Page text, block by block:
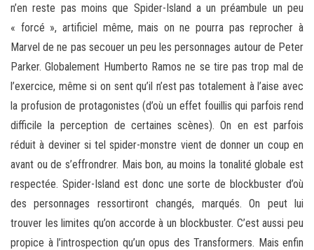
n’en reste pas moins que Spider-Island a un préambule un peu
« forcé », artificiel même, mais on ne pourra pas reprocher à
Marvel de ne pas secouer un peu les personnages autour de Peter
Parker. Globalement Humberto Ramos ne se tire pas trop mal de
l’exercice, même si on sent qu’il n’est pas totalement à l’aise avec
la profusion de protagonistes (d’où un effet fouillis qui parfois rend
difficile la perception de certaines scènes). On en est parfois
réduit à deviner si tel spider-monstre vient de donner un coup en
avant ou de s’effrondrer. Mais bon, au moins la tonalité globale est
respectée. Spider-Island est donc une sorte de blockbuster d’où
des personnages ressortiront changés, marqués. On peut lui
trouver les limites qu’on accorde à un blockbuster. C’est aussi peu
propice à l’introspection qu’un opus des Transformers. Mais enfin